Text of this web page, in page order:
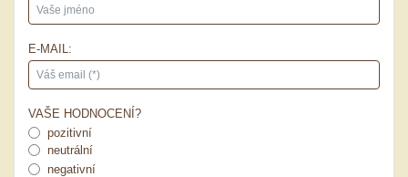
E-MAIL:
VAŠE HODNOCENÍ?
pozitivní
neutrální
negativní